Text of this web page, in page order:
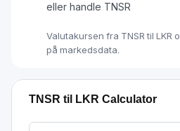
eller handle TNSR
Valutakursen fra TNSR til
på markedsdata.
TNSR til LKR Calculator